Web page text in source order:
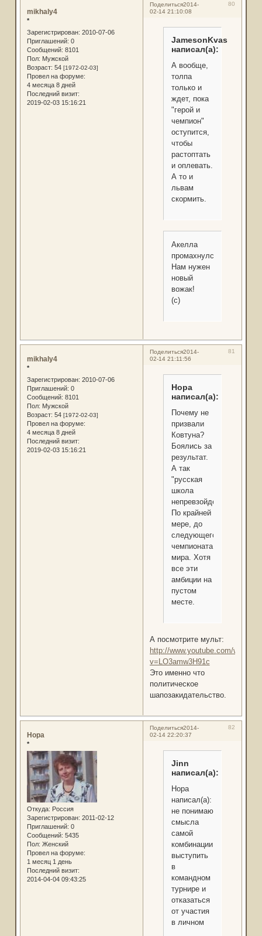
Поделиться 80
2014-
02-14 21:10:08
mikhaly4
*
Зарегистрирован: 2010-07-06
Приглашений: 0
Сообщений: 8101
Пол: Мужской
Возраст: 54 [1972-02-03]
Провел на форуме:
4 месяца 8 дней
Последний визит:
2019-02-03 15:16:21
JamesonKvas
написал(а):
А вообще,
толпа
только и
ждет, пока
"герой и
чемпион"
оступится,
чтобы
растоптать
и оплевать.
А то и
львам
скормить.
Акелла
промахнулся!
Нам нужен
новый
вожак!
(с)
Поделиться 81
2014-
02-14 21:11:56
mikhaly4
*
Зарегистрирован: 2010-07-06
Приглашений: 0
Сообщений: 8101
Пол: Мужской
Возраст: 54 [1972-02-03]
Провел на форуме:
4 месяца 8 дней
Последний визит:
2019-02-03 15:16:21
Нора
написал(а):
Почему не
призвали
Ковтуна?
Боялись за
результат.
А так
"русская
школа
непревзойденная".
По крайней
мере, до
следующего
чемпионата
мира. Хотя
все эти
амбиции на
пустом
месте.
А посмотрите мульт:
http://www.youtube.com/watch?
v=LO3amw3H91c
Это именно что
политическое
шапозакидательство.
Поделиться 82
2014-
02-14 22:20:37
Нора
*
Откуда: Россия
Зарегистрирован: 2011-02-12
Приглашений: 0
Сообщений: 5435
Пол: Женский
Провел на форуме:
1 месяц 1 день
Последний визит:
2014-04-04 09:43:25
Jinn
написал(а):
Нора
написал(а):
не понимаю
смысла
самой
комбинации:
выступить
в
командном
турнире и
отказаться
от участия
в личном